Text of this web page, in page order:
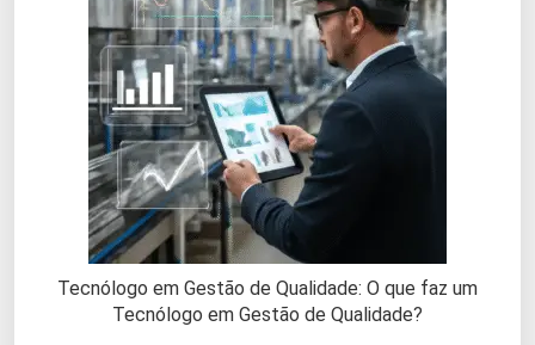
Tecnólogo em Gestão de Qualidade: O que faz um
Tecnólogo em Gestão de Qualidade?